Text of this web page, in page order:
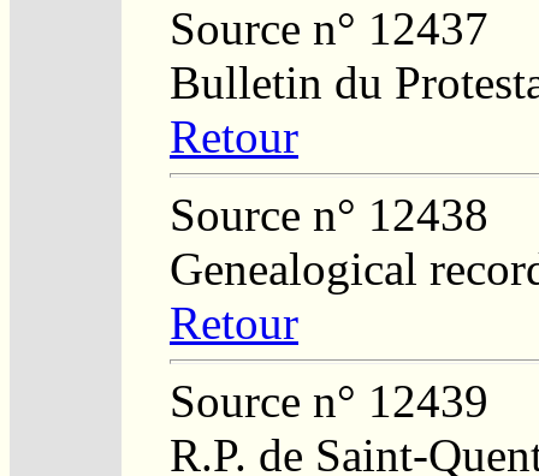
Source n° 12437
Bulletin du
Retour
Source n° 12438
Genealogical
Retour
Source n° 12439
R.P. de Saint-